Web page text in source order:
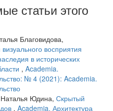
статьи этого
Благовидова,
восприятия
в исторических
, Academia.
№ 4 (2021): Academia.
Юдина, Скрытый
, Academia. Архитектура